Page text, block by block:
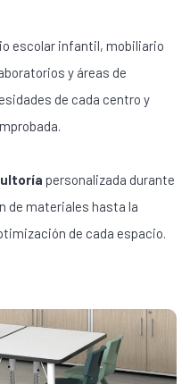
escolar infantil, mobiliario
y áreas de
de cada centro y
personalizada durante
de materiales hasta la
de cada espacio.